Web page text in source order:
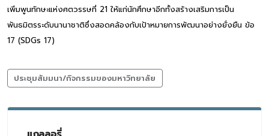
เพิ่มพูนทักษะแห่งศตวรรษที่ 21 ให้แก่นักศึกษาอีกทั้งสร้างเสริมการเป็น
พันธมิตรระดับนานาชาติซึ่งสอดคล้องกับเป้าหมายการพัฒนาอย่างยั่งยืน ข้อ
17 (SDGs 17)
ประชุมสัมมนา/กิจกรรมของมหาวิทยาลัย